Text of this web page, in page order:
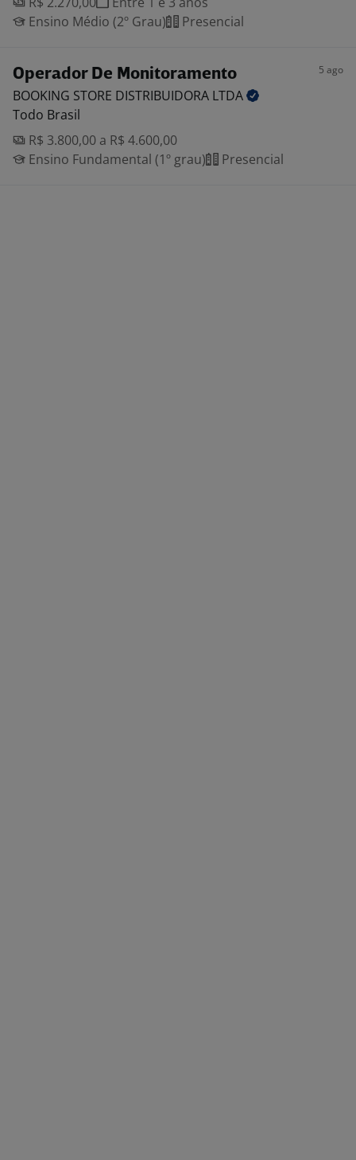
Ensino Médio (2º Grau)
Presencial
Operador De Monitoramento 5 ago
BOOKING STORE DISTRIBUIDORA LTDA
Todo Brasil
R$ 3.800,00 a R$ 4.600,00
Ensino Fundamental (1º grau)
Presencial